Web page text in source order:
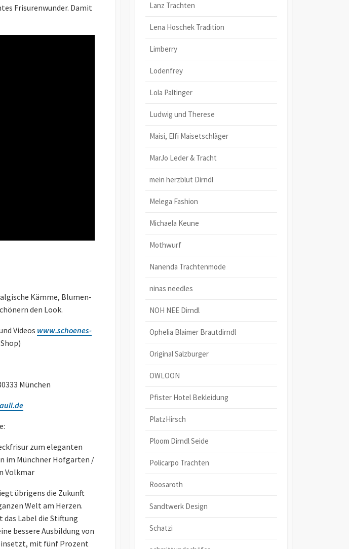
Frisurenwunder. Damit
Kämme, Blumen-
den Look.
Videos www.schoenes-
München
zum eleganten
im Münchner Hofgarten /
Volkmar
übrigens die Zukunft
Welt am Herzen.
Label die Stiftung
bessere Ausbildung von
mit fünf Prozent
Lanz Trachten
Lena Hoschek Tradition
Limberry
Lodenfrey
Lola Paltinger
Ludwig und Therese
Maisi, Elfi Maisetschläger
MarJo Leder & Tracht
mein herzblut Dirndl
Melega Fashion
Michaela Keune
Mothwurf
Nanenda Trachtenmode
ninas needles
NOH NEE Dirndl
Ophelia Blaimer Brautdirndl
Original Salzburger
OWLOON
Pfister Hotel Bekleidung
PlatzHirsch
Ploom Dirndl Seide
Policarpo Trachten
Roosaroth
Sandtwerk Design
Schatzi